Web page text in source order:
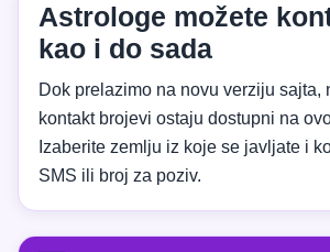
Astrologe možete
kao i do sada
Dok prelazimo na novu verziju sajta,
kontakt brojevi ostaju dostupni na
Izaberite zemlju iz koje se javljate i
SMS ili broj za poziv.